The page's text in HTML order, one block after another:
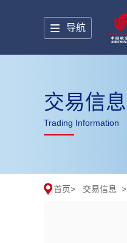
导航
交易信息
Trading Information
首页> 交易信息 >